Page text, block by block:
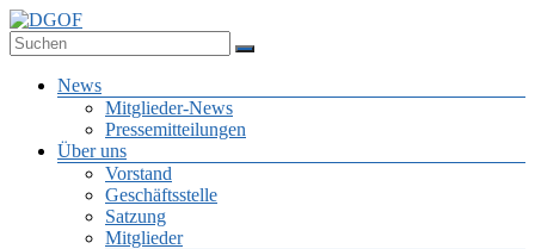
Zum
Inhalt
springen
Deutsche Gesellschaft für Online-Forschung e.V.
Menü
News
Mitglieder-News
Pressemitteilungen
Über uns
Vorstand
Geschäftsstelle
Satzung
Mitglieder